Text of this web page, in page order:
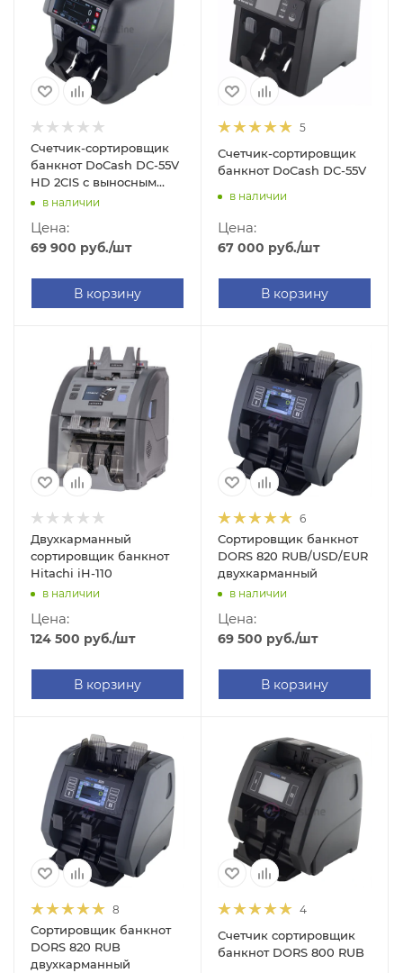
Счетчик-сортировщик
банкнот DoCash DC-55V
HD 2CIS с выносным
дисплеем
в наличии
Цена:
69 900 руб./шт
В корзину
5
Счетчик-сортировщик
банкнот DoCash DC-55V
в наличии
Цена:
67 000 руб./шт
В корзину
Двухкарманный
сортировщик банкнот
Hitachi iH-110
в наличии
Цена:
124 500 руб./шт
В корзину
6
Сортировщик банкнот
DORS 820 RUB/USD/EUR
двухкарманный
в наличии
Цена:
69 500 руб./шт
В корзину
8
Сортировщик банкнот
DORS 820 RUB
двухкарманный
4
Счетчик сортировщик
банкнот DORS 800 RUB